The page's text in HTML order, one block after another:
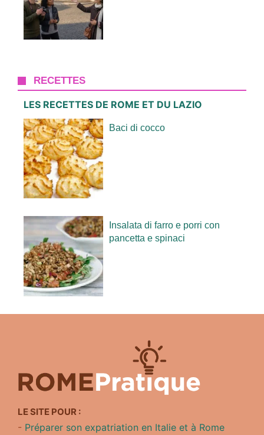
RECETTES
LES RECETTES DE ROME ET DU LAZIO
Baci di cocco
Insalata di farro e porri con
pancetta e spinaci
LE SITE POUR :
- Préparer son expatriation en Italie et à Rome